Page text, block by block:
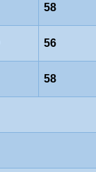
58
56
58